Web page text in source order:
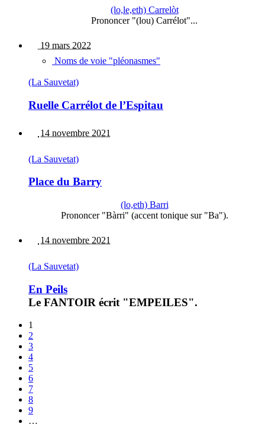
(lo,le,eth) Carrelòt
Prononcer "(lou) Carrélot"...
19 mars 2022
Noms de voie "pléonasmes"
(La Sauvetat)
Ruelle Carrélot de l’Espitau
14 novembre 2021
(La Sauvetat)
Place du Barry
(lo,eth) Barri
Prononcer "Bàrri" (accent tonique sur "Ba").
14 novembre 2021
(La Sauvetat)
En Peils
Le FANTOIR écrit "EMPEILES".
1
2
3
4
5
6
7
8
9
…